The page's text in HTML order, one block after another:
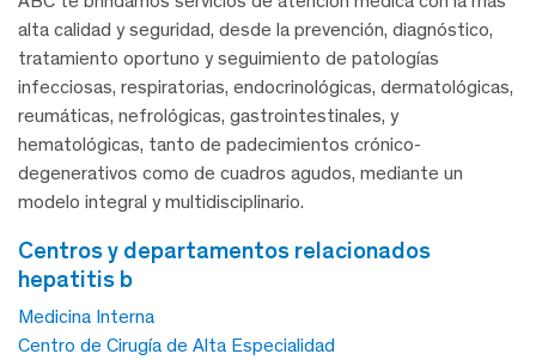
alta calidad y seguridad, desde la prevención, diagnóstico,
tratamiento oportuno y seguimiento de patologías
infecciosas, respiratorias, endocrinológicas, dermatológicas,
reumáticas, nefrológicas, gastrointestinales, y
hematológicas, tanto de padecimientos crónico-
degenerativos como de cuadros agudos, mediante un
modelo integral y multidisciplinario.
centros y departamentos relacionados
hepatitis b
Medicina Interna
Centro de Cirugía de Alta Especialidad